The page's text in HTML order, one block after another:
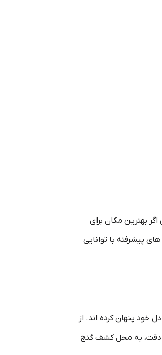
بهترین مکان برای
پیشرفته با توانایی
خود پنهان کرده اند. از
دقت، به محل کشف گنج